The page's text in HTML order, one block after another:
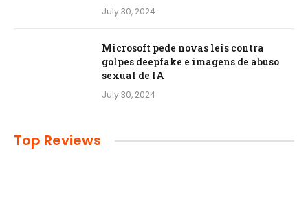
July 30, 2024
Microsoft pede novas leis contra
golpes deepfake e imagens de abuso
sexual de IA
July 30, 2024
Top Reviews